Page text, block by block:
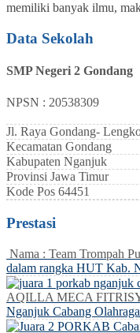
memiliki banyak ilmu,
Data Sekolah
SMP Negeri 2 Gondang
NPSN : 20538309
Jl. Raya Gondang-
Kecamatan Gondang
Kabupaten Nganjuk
Provinsi Jawa Timur
Kode Pos 64451
Prestasi
Nama : Team Trompah
dalam rangka HUT Kab.
AQILLA MECA
Nganjuk Cabang